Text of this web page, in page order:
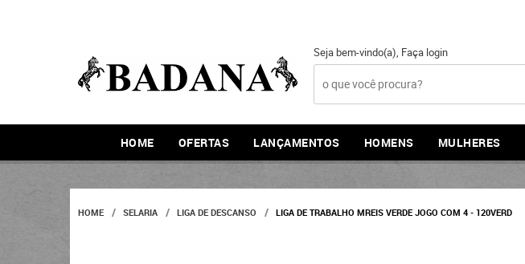
Seja bem-vindo(a), Faça login
HOME OFERTAS LANÇAMENTOS HOMENS MULHERES
HOME SELARIA LIGA DE DESCANSO LIGA DE TRABALHO MREIS VERDE JOGO COM 4 - 120VERD